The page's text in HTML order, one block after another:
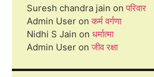
Suresh chandra jain onपरिवार
Admin User onकर्म वर्गणा
Nidhi S Jain on धर्मात्मा
Admin User onजीव रक्षा